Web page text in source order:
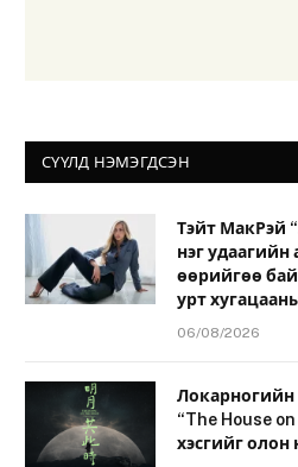
СҮҮЛД НЭМЭГДСЭН
Тэйт МакРэй
нэг
өөрийгөө
урт
06/08/2026
Локарногийн
“The House
хэсгийг олон